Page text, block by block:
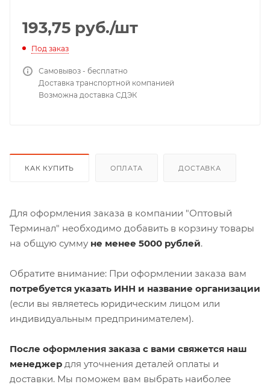
193,75 руб./шт
Под заказ
Самовывоз - бесплатно
Доставка транспортной компанией
Возможна доставка СДЭК
КАК КУПИТЬ ОПЛАТА ДОСТАВКА
Для оформления заказа в компании "Оптовый
Терминал" необходимо добавить в корзину товары
на общую сумму не менее 5000 рублей.
Обратите внимание: При оформлении заказа вам
потребуется указать ИНН и название организации
(если вы являетесь юридическим лицом или
индивидуальным предпринимателем).
После оформления заказа с вами свяжется наш
менеджер для уточнения деталей оплаты и
доставки. Мы поможем вам выбрать наиболее